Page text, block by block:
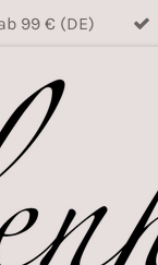
99 € (DE)